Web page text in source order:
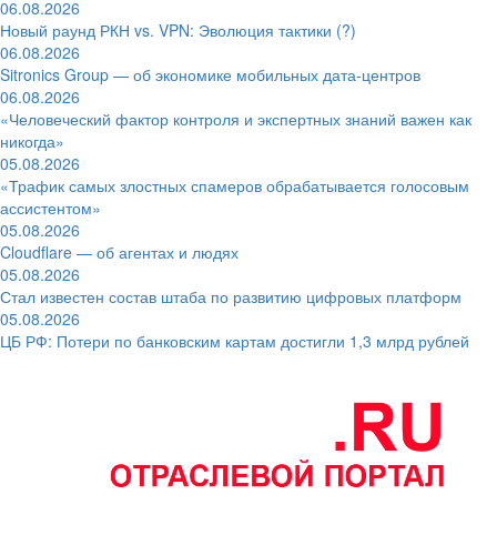
06.08.2026
Новый раунд РКН vs. VPN: Эволюция тактики (?)
06.08.2026
Sitronics Group — об экономике мобильных дата-центров
06.08.2026
«Человеческий фактор контроля и экспертных знаний важен как
никогда»
05.08.2026
«Трафик самых злостных спамеров обрабатывается голосовым
ассистентом»
05.08.2026
Cloudflare — об агентах и людях
05.08.2026
Стал известен состав штаба по развитию цифровых платформ
05.08.2026
ЦБ РФ: Потери по банковским картам достигли 1,3 млрд рублей